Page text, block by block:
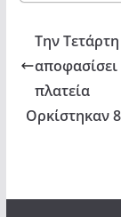
Την
αποφασίσει
πλατεία
Ορκίστηκαν